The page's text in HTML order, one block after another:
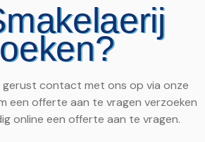
gerust contact met ons op via onze
een offerte aan te vragen verzoeken
online een offerte aan te vragen.